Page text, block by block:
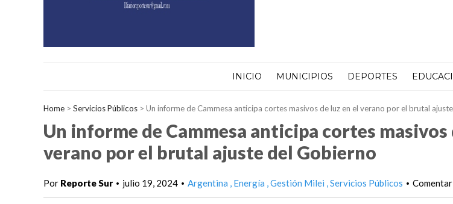
INICIO MUNICIPIOS DEPORTES
Home > Servicios Públicos > Un informe de Cammesa anticipa cortes masivos de luz en el verano por el brutal
Un informe de Cammesa anticipa cortes masivos
verano por el brutal ajuste del Gobierno
Por Reporte Sur • julio 19, 2024 • Argentina Energía Gestión Milei Servicios Públicos •